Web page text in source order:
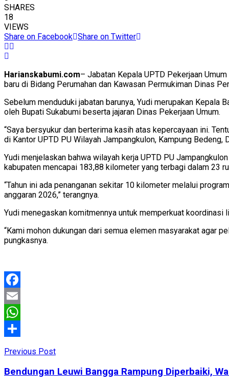
SHARES
18
VIEWS
Share on Facebook Share on Twitter
Harianskabumi.com– Jabatan Kepala UPTD Pekerjaan
baru di Bidang Perumahan dan Kawasan Permukiman Dinas
Sebelum menduduki jabatan barunya, Yudi merupakan Kepala
oleh Bupati Sukabumi beserta jajaran Dinas Pekerjaan Umum.
“Saya bersyukur dan berterima kasih atas kepercayaan ini.
di Kantor UPTD PU Wilayah Jampangkulon, Kampung
Yudi menjelaskan bahwa wilayah kerja UPTD PU
kabupaten mencapai 183,88 kilometer yang terbagi dalam 23
“Tahun ini ada penanganan sekitar 10 kilometer melalui
anggaran 2026,” terangnya.
Yudi menegaskan komitmennya untuk memperkuat
“Kami mohon dukungan dari semua elemen masyarakat agar
pungkasnya.
Facebook
Email
WhatsApp
Previous Post
Bendungan Leuwi Bangga Rampung Diperbaiki,